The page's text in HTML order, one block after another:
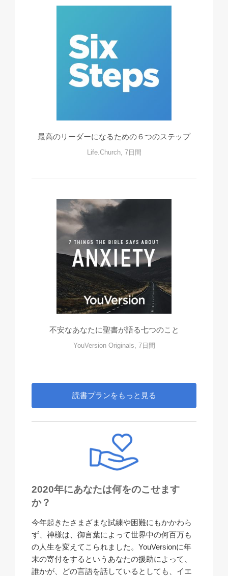
最高のリーダーになるための６つのステップ
Life.Church, 7日間
不安なあなたに聖書が語る七つのこと
YouVersion Originals, 7日間
読書プランをもっと見る
​2020年にあなたは何をのこせます
か？
​今年起きたさまざまな試練や困難にもかかわら
ず、神様は、御言葉によって世界中の何百万も
の人生を変えてこられました。​YouVersionに年
末の寄付をするというあなたの援助によって、
誰かが、どの言語を話しているとしても、イエ